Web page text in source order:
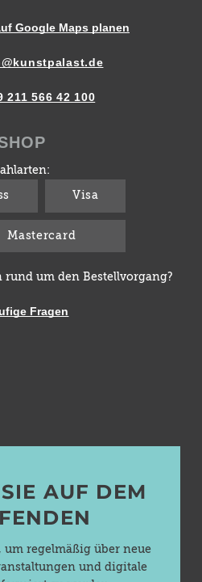
Google Maps planen
211 566 42 100
Visa
Mastercard
rund um den Bestellvorgang?
Fragen
AUF DEM
um regelmäßig über neue
und digitale